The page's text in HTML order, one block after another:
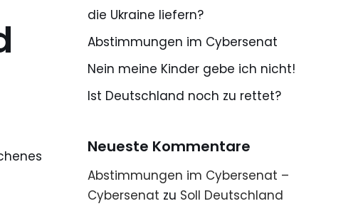
die Ukraine liefern?
Abstimmungen im Cybersenat
Nein meine Kinder gebe ich nicht!
Ist Deutschland noch zu rettet?
Neueste Kommentare
Abstimmungen im Cybersenat –
Cybersenat zu Soll Deutschland